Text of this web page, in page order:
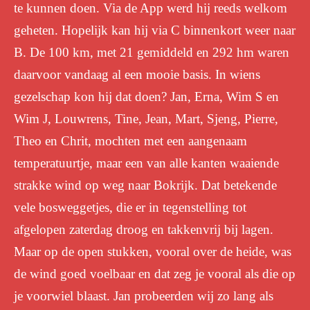
te kunnen doen. Via de App werd hij reeds welkom
geheten. Hopelijk kan hij via C binnenkort weer naar
B. De 100 km, met 21 gemiddeld en 292 hm waren
daarvoor vandaag al een mooie basis. In wiens
gezelschap kon hij dat doen? Jan, Erna, Wim S en
Wim J, Louwrens, Tine, Jean, Mart, Sjeng, Pierre,
Theo en Chrit, mochten met een aangenaam
temperatuurtje, maar een van alle kanten waaiende
strakke wind op weg naar Bokrijk. Dat betekende
vele bosweggetjes, die er in tegenstelling tot
afgelopen zaterdag droog en takkenvrij bij lagen.
Maar op de open stukken, vooral over de heide, was
de wind goed voelbaar en dat zeg je vooral als die op
je voorwiel blaast. Jan probeerden wij zo lang als